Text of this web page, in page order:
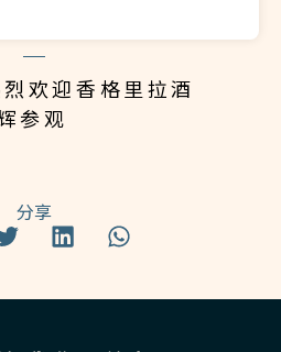
欢迎香格里拉酒
参观
分享